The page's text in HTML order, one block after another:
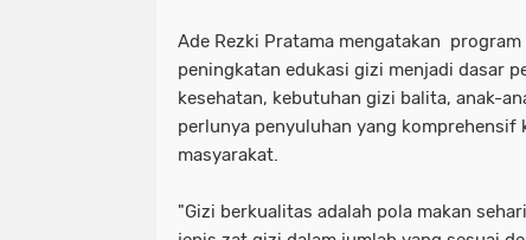
Ade Rezki Pratama mengatakan
peningkatan edukasi gizi menjadi dasar
kesehatan, kebutuhan gizi balita, anak-
perlunya penyuluhan yang komprehensif
masyarakat.
"Gizi berkualitas adalah pola makan